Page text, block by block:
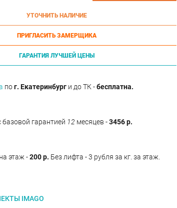
УТОЧНИТЬ НАЛИЧИЕ
ПРИГЛАСИТЬ ЗАМЕРЩИКА
ГАРАНТИЯ ЛУЧШЕЙ ЦЕНЫ
пог. Екатеринбург и до ТК -бесплатна.
базовой гарантией 12 месяцев -3456 р.
этаж -200 р. Без лифта - 3 рубля за кг. за этаж.
IMAGO